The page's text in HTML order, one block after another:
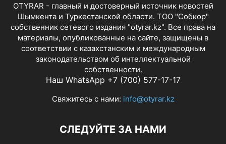
OTYRAR - главный и достоверный источник новостей
Шымкента и Туркестанской области. ТОО "Собкор"
собственник сетевого издания "otyrar.kz". Все права на
материалы, опубликованные на сайте, защищены в
соответствии с казахстанским и международным
законодательством об интеллектуальной
собственности.
Наш WhatsApp +7 (700) 577-17-17
Свяжитесь с нами: info@otyrar.kz
СЛЕДУЙТЕ ЗА НАМИ